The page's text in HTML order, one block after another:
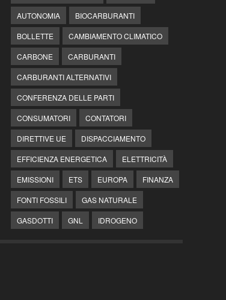
AUTONOMIA
BIOCARBURANTI
BOLLETTE
CAMBIAMENTO CLIMATICO
CARBONE
CARBURANTI
CARBURANTI ALTERNATIVI
CONFERENZA DELLE PARTI
CONSUMATORI
CONTATORI
DIRETTIVE UE
DISPACCIAMENTO
EFFICIENZA ENERGETICA
ELETTRICITÀ
EMISSIONI
ETS EUROPA
FINANZA
FONTI FOSSILI
GAS NATURALE
GASDOTTI
GNL IDROGENO